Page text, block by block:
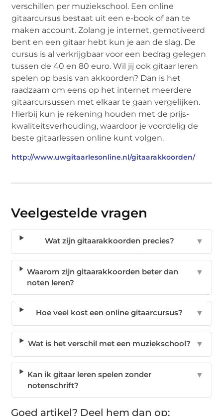
verschillen per muziekschool. Een online
gitaarcursus bestaat uit een e-book of aan te
maken account. Zolang je internet, gemotiveerd
bent en een gitaar hebt kun je aan de slag. De
cursus is al verkrijgbaar voor een bedrag gelegen
tussen de 40 en 80 euro. Wil jij ook gitaar leren
spelen op basis van akkoorden? Dan is het
raadzaam om eens op het internet meerdere
gitaarcursussen met elkaar te gaan vergelijken.
Hierbij kun je rekening houden met de prijs-
kwaliteitsverhouding, waardoor je voordelig de
beste gitaarlessen online kunt volgen.
http://www.uwgitaarlesonline.nl/gitaarakkoorden/
Veelgestelde vragen
Wat zijn gitaarakkoorden precies? ▼
Waarom zijn gitaarakkoorden beter dan
noten leren?
▼
Hoe veel kost een online gitaarcursus? ▼
Wat is het verschil met een muziekschool? ▼
Kan ik gitaar leren spelen zonder
notenschrift?
▼
Goed artikel? Deel hem dan op: